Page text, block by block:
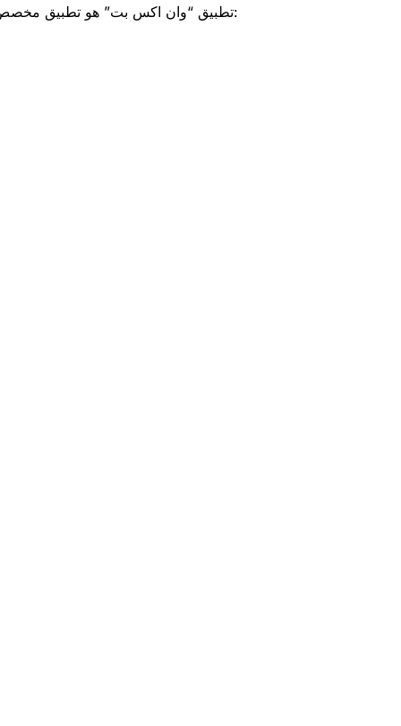
تطبيق “وان اكس بت” هو تطبيق مخصص لتحسين أداء الايفون وتسهيل الوصول إلى مختلف الميزات والخصائص المهمة. هناك العديد من المزايا التي تجعل هذا التطبيق فريدًا: